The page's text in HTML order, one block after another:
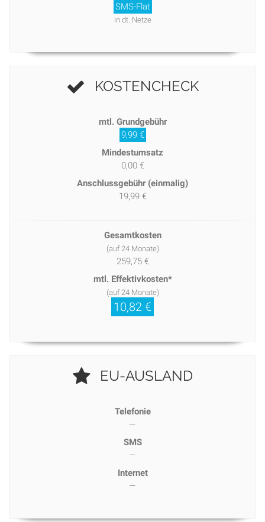
SMS-Flat
in dt. Netze
KOSTENCHECK
mtl. Grundgebühr
9,99 €
Mindestumsatz
0,00 €
Anschlussgebühr (einmalig)
19,99 €
Gesamtkosten
(auf 24 Monate)
259,75 €
mtl. Effektivkosten*
(auf 24 Monate)
10,82 €
EU-AUSLAND
Telefonie
—
SMS
—
Internet
—